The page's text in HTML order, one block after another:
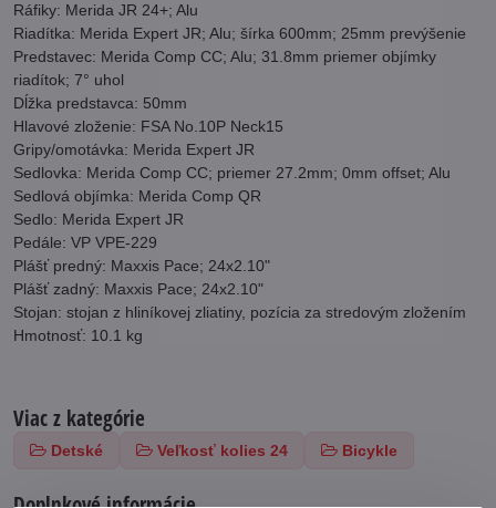
Ráfiky: Merida JR 24+; Alu
Riadítka: Merida Expert JR; Alu; šírka 600mm; 25mm prevýšenie
Predstavec: Merida Comp CC; Alu; 31.8mm priemer objímky
riadítok; 7° uhol
Dĺžka predstavca: 50mm
Hlavové zloženie: FSA No.10P Neck15
Gripy/omotávka: Merida Expert JR
Sedlovka: Merida Comp CC; priemer 27.2mm; 0mm offset; Alu
Sedlová objímka: Merida Comp QR
Sedlo: Merida Expert JR
Pedále: VP VPE-229
Plášť predný: Maxxis Pace; 24x2.10"
Plášť zadný: Maxxis Pace; 24x2.10"
Stojan: stojan z hliníkovej zliatiny, pozícia za stredovým zložením
Hmotnosť: 10.1 kg
Viac z kategórie
Detské Veľkosť kolies 24 Bicykle